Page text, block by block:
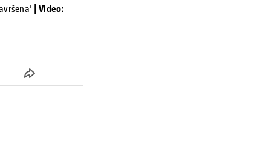
| Video: